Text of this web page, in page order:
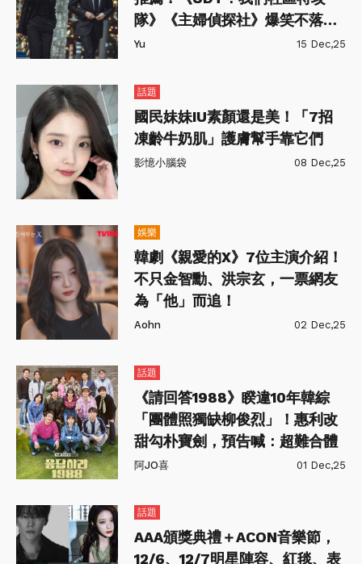
隊》《主婦偵探社》爆笑不落俗
套
Yu 15 Dec,25
話題
國民妹妹IU素顏還是美！「7招
凍齡牛奶肌」護膚幫手靠它們
影憶小腦袋 08 Dec,25
娛樂
韓劇《親愛的X》7位主演介紹！
不只金智勳、洪宗玄，一票網友
為「他」而追！
Aohn 02 Dec,25
話題
《請回答1988》睽違10年韓綜
「團體照獨缺柳俊烈」！惠利改
甜勾朴寶劍，預告喊：超難合體
阿JO喜 01 Dec,25
話題
AAA頒獎典禮＋ACON音樂節，
12/6、12/7明星陣容、紅毯、表